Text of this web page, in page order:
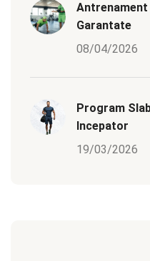
Antrenament
Garantate
08/04/2026
Program
Incepator
19/03/2026